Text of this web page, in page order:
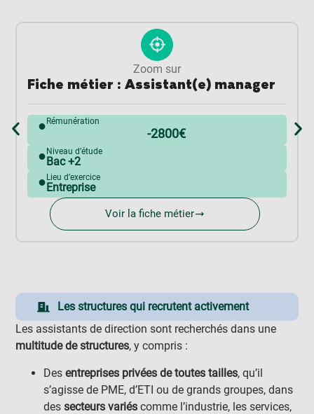
Zoom sur
Fiche métier : Assistant(e) manager
●Rémunération
-2800€
● Niveau d’étude
Bac +2
● Lieu d’exercice
Entreprise
Voir la fiche métier
Les structures qui recrutent activement
Les assistants de direction sont recherchés dans une
multitude de structures, y compris :
Desentreprises privées de toutes tailles, qu’il
s’agisse de PME, d’ETI ou de grands groupes, dans
des secteurs variés comme l’industrie, les services,